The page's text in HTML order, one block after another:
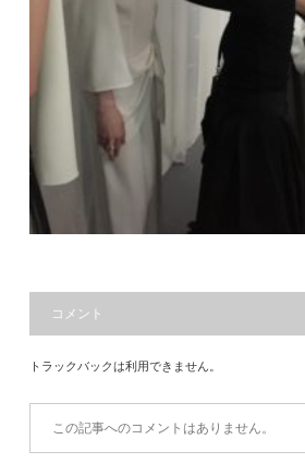
コメント
トラックバックは利用できません。
この記事へのコメントはありません。